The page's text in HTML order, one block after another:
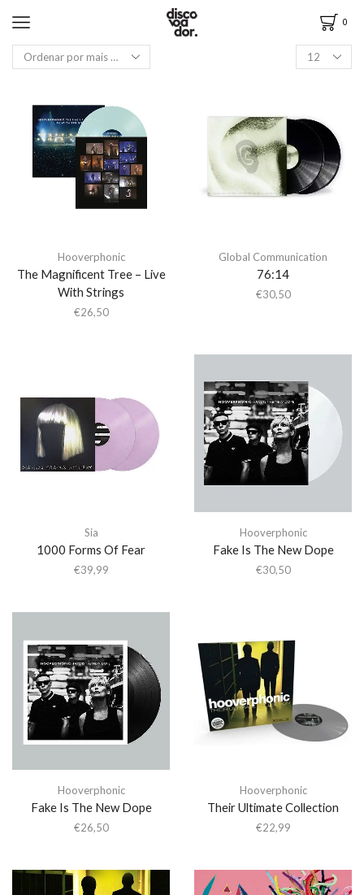
0
Hooverphonic
The Magnificent Tree – Live
With Strings
€26,50
Global Communication
76:14
€30,50
Sia
1000 Forms Of Fear
€39,99
Hooverphonic
Fake Is The New Dope
€30,50
Hooverphonic
Fake Is The New Dope
€26,50
Hooverphonic
Their Ultimate Collection
€22,99